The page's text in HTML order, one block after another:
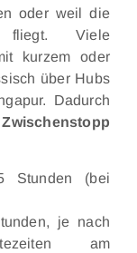
oder weil die
fliegt. Viele
kurzem oder
über Hubs
Dadurch
Stunden (bei
je nach
am